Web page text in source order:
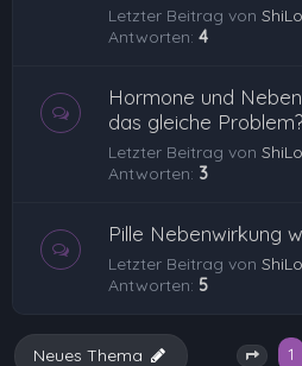
Letzter Beitrag von
Antworten: 4
Hormone und
das gleiche Problem?
Letzter Beitrag von
Antworten: 3
Pille Nebenwirkung
Letzter Beitrag von
Antworten: 5
Seite1
Neues Thema